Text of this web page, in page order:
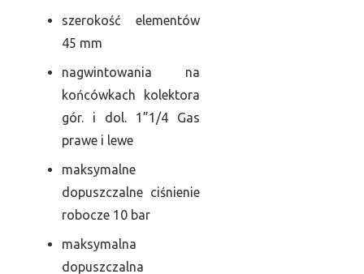
szerokość elementów
45 mm
nagwintowania na
końcówkach kolektora
gór. i dol. 1”1/4 Gas
prawe i lewe
maksymalne
dopuszczalne ciśnienie
robocze 10 bar
maksymalna
dopuszczalna